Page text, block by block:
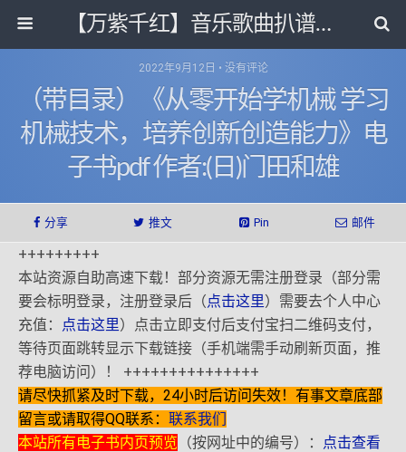
【万紫千红】音乐歌曲扒谱打带和电子书影视剧资源网
2022年9月12日 • 没有评论
（带目录）《从零开始学机械 学习
机械技术，培养创新创造能力》电
子书pdf 作者:(日)门田和雄
分享 推文 Pin 邮件
+++++++++
本站资源自助高速下载！部分资源无需注册登录（部分需
要会标明登录，注册登录后（点击这里）需要去个人中心
充值：
点击这里）点击立即支付后支付宝扫二维码支付，
等待页面跳转显示下载链接（手机端需手动刷新页面，推
荐电脑访问）！ +++++++++++++++
请尽快抓紧及时下载，24小时后访问失效！有事文章底部
留言或请取得QQ联系： 联系我们
本站所有电子书内页预览 （按网址中的编号）： 点击查看